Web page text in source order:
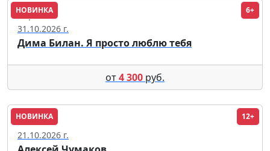
НОВИНКА 6+
Пермь
31.10.2026 г.
Дима Билан. Я просто люблю тебя
от4 300 руб.
НОВИНКА 12+
Москва
21.10.2026 г.